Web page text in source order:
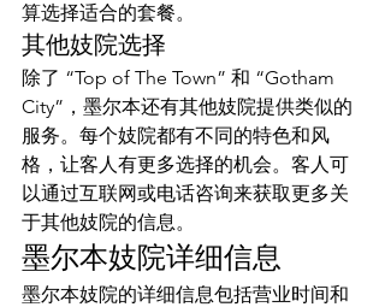
算选择适合的套餐。
其他妓院选择
除了 “Top of The Town” 和 “Gotham
City”，墨尔本还有其他妓院提供类似的
服务。每个妓院都有不同的特色和风
格，让客人有更多选择的机会。客人可
以通过互联网或电话咨询来获取更多关
于其他妓院的信息。
墨尔本妓院详细信息
墨尔本妓院的详细信息包括营业时间和